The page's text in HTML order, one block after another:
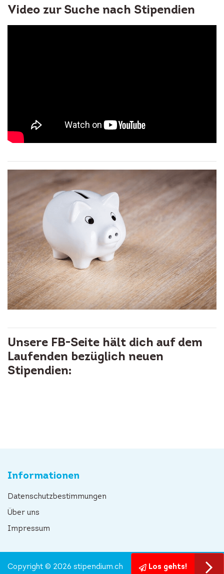
Video zur Suche nach Stipendien
Unsere FB-Seite hält dich auf dem
Laufenden bezüglich neuen
Stipendien:
Informationen
Datenschutzbestimmungen
Über uns
Impressum
Los gehts!
Copyright © 2026 stipendium.ch